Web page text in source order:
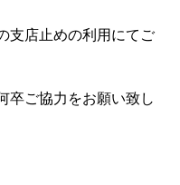
支店止めの利用にてご
卒ご協力をお願い致し